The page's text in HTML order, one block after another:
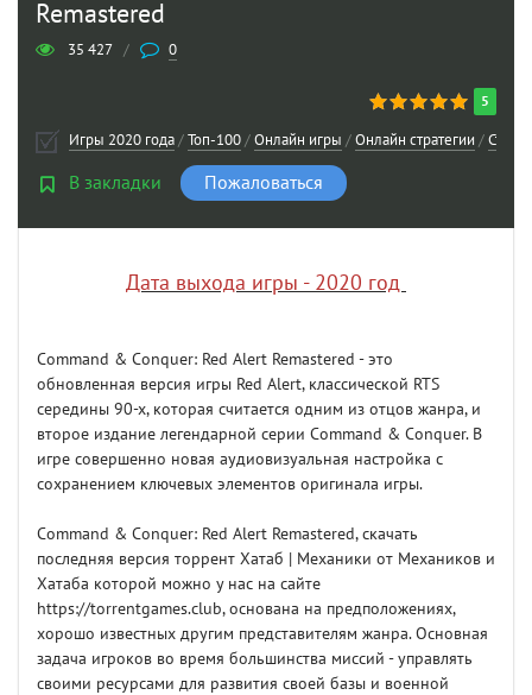
Remastered
35 427 / 0
5
Игры 2020 года/Топ-100/Онлайн игры /Онлайн стратегии /
В закладки Пожаловаться
Дата выхода игры - 2020 год
Command & Conquer: Red Alert Remastered - это
обновленная версия игры Red Alert, классической RTS
середины 90-х, которая считается одним из отцов жанра, и
второе издание легендарной серии Command & Conquer. В
игре совершенно новая аудиовизуальная настройка с
сохранением ключевых элементов оригинала игры.
Command & Conquer: Red Alert Remastered, скачать
последняя версия торрент Хатаб | Механики от Механиков и
Хатаба которой можно у нас на сайте
https://torrentgames.club, основана на предположениях,
хорошо известных другим представителям жанра. Основная
задача игроков во время большинства миссий - управлять
своими ресурсами для развития своей базы и военной